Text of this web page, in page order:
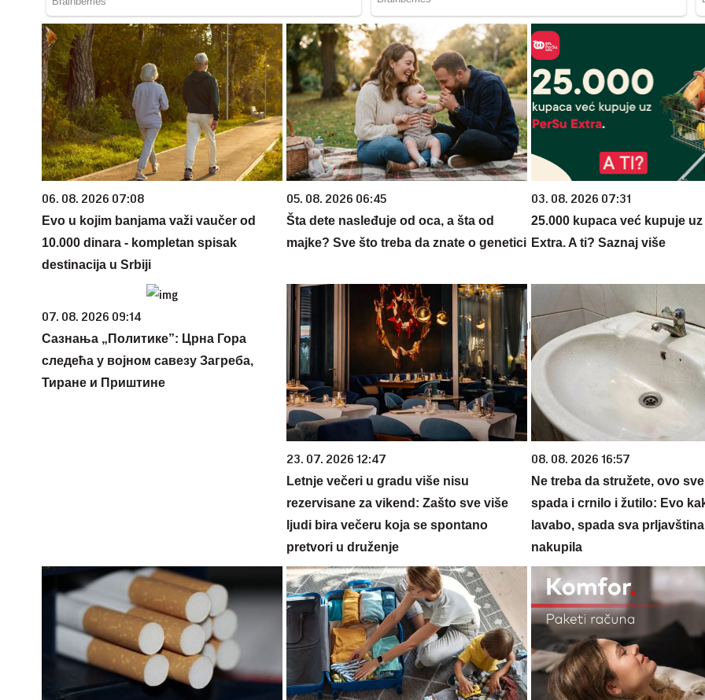
06. 08. 2026 07:08
Evo u kojim banjama važi vaučer od
10.000 dinara - kompletan spisak
destinacija u Srbiji
05. 08. 2026 06:45
Šta dete nasleđuje od oca, a šta od
majke? Sve što treba da znate o genetici
03. 08. 2026 07:31
25.000 kupaca već kupuje uz
Extra. A ti? Saznaj više
07. 08. 2026 09:14
Сазнања „Политике”: Црна Гора
следећа у војном савезу Загреба,
Тиране и Приштине
23. 07. 2026 12:47
Letnje večeri u gradu više nisu
rezervisane za vikend: Zašto sve više
ljudi bira večeru koja se spontano
pretvori u druženje
08. 08. 2026 16:57
Ne treba da stružete, ovo
spada i crnilo i žutilo: Evo
lavabo, spada sva
nakupila